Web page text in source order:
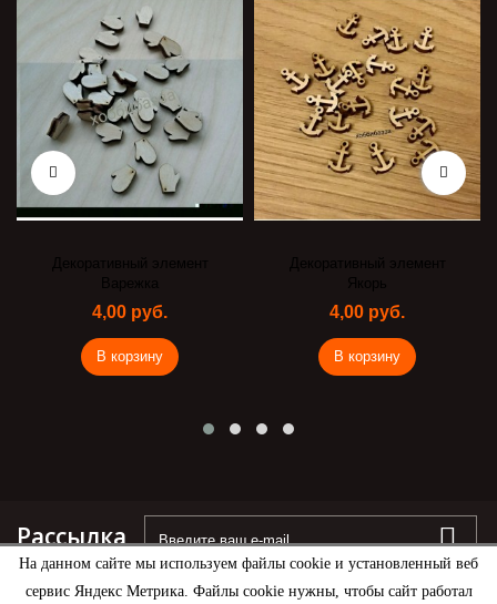
На данном сайте мы используем файлы cookie и установленный веб
сервис Яндекс Метрика. Файлы cookie нужны, чтобы сайт работал
Декоративный элемент
Варежка
4,00 руб.
В корзину
Декоративный элемент
Якорь
4,00 руб.
В корзину
Рассылка